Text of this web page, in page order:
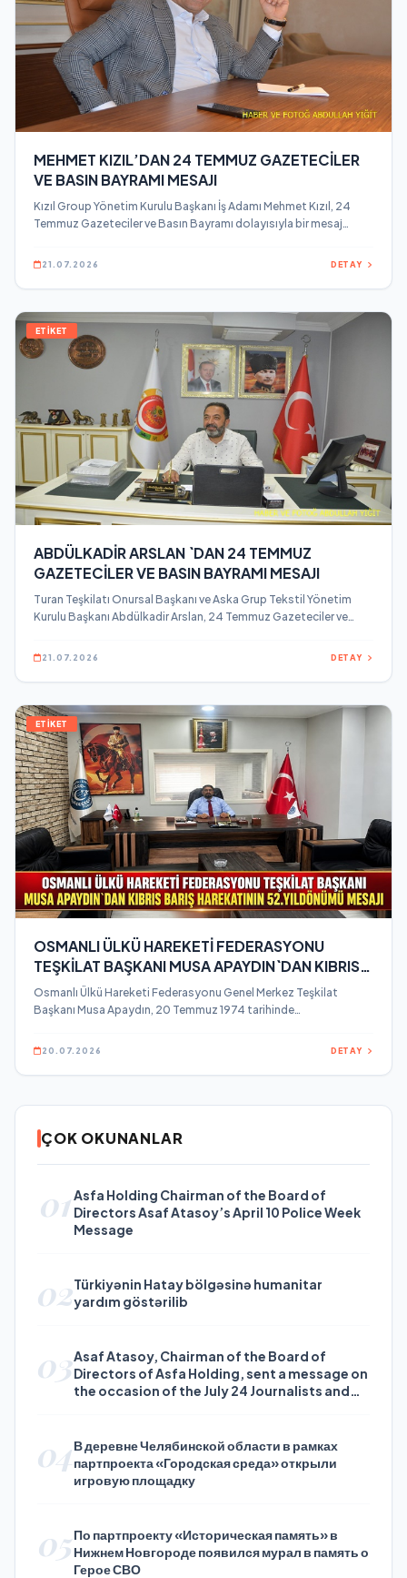
MEHMET KIZIL’DAN 24 TEMMUZ GAZETECİLER
VE BASIN BAYRAMI MESAJI
Kızıl Group Yönetim Kurulu Başkanı İş Adamı Mehmet Kızıl, 24
Temmuz Gazeteciler ve Basın Bayramı dolayısıyla bir mesaj
21.07.2026 DETAY
ETİKET
ABDÜLKADİR ARSLAN `DAN 24 TEMMUZ
GAZETECİLER VE BASIN BAYRAMI MESAJI
Turan Teşkilatı Onursal Başkanı ve Aska Grup Tekstil Yönetim
Kurulu Başkanı Abdülkadir Arslan, 24 Temmuz Gazeteciler ve
21.07.2026 DETAY
ETİKET
OSMANLI ÜLKÜ HAREKETİ FEDERASYONU
TEŞKİLAT BAŞKANI MUSA APAYDIN`DAN KIBRIS
BARIŞ HAREKATININ 52.YILDÖNÜMÜ MESAJI
Osmanlı Ülkü Hareketi Federasyonu Genel Merkez Teşkilat
Başkanı Musa Apaydın, 20 Temmuz 1974 tarihinde
20.07.2026 DETAY
ÇOK OKUNANLAR
01Asfa Holding Chairman of the Board of
Directors Asaf Atasoy’s April 10 Police Week
Message
02Türkiyənin Hatay bölgəsinə humanitar
yardım göstərilib
03Asaf Atasoy, Chairman of the Board of
Directors of Asfa Holding, sent a message on
the occasion of the July 24 Journalists and
04В деревне Челябинской области в рамках
партпроекта «Городская среда» открыли
игровую площадку
05По партпроекту «Историческая память» в
Нижнем Новгороде появился мурал в память о
Герое СВО